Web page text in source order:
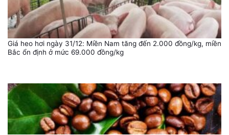
Giá heo hơi ngày 31/12: Miền Nam tăng đến 2.000 đồng/kg, miền
Bắc ổn định ở mức 69.000 đồng/kg